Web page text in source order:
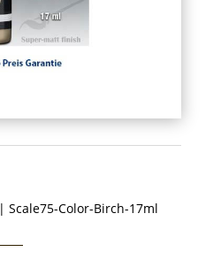
| Scale75-Color-Birch-17ml